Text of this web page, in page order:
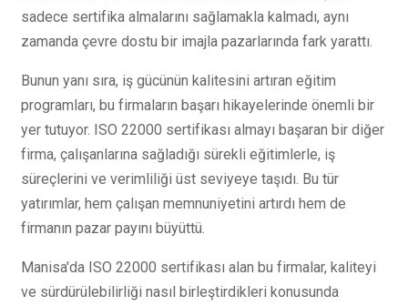
sadece sertifika almalarını sağlamakla kalmadı, aynı
zamanda çevre dostu bir imajla pazarlarında fark yarattı.
Bunun yanı sıra, iş gücünün kalitesini artıran eğitim
programları, bu firmaların başarı hikayelerinde önemli bir
yer tutuyor. ISO 22000 sertifikası almayı başaran bir diğer
firma, çalışanlarına sağladığı sürekli eğitimlerle, iş
süreçlerini ve verimliliği üst seviyeye taşıdı. Bu tür
yatırımlar, hem çalışan memnuniyetini artırdı hem de
firmanın pazar payını büyüttü.
Manisa'da ISO 22000 sertifikası alan bu firmalar, kaliteyi
ve sürdürülebilirliği nasıl birleştirdikleri konusunda